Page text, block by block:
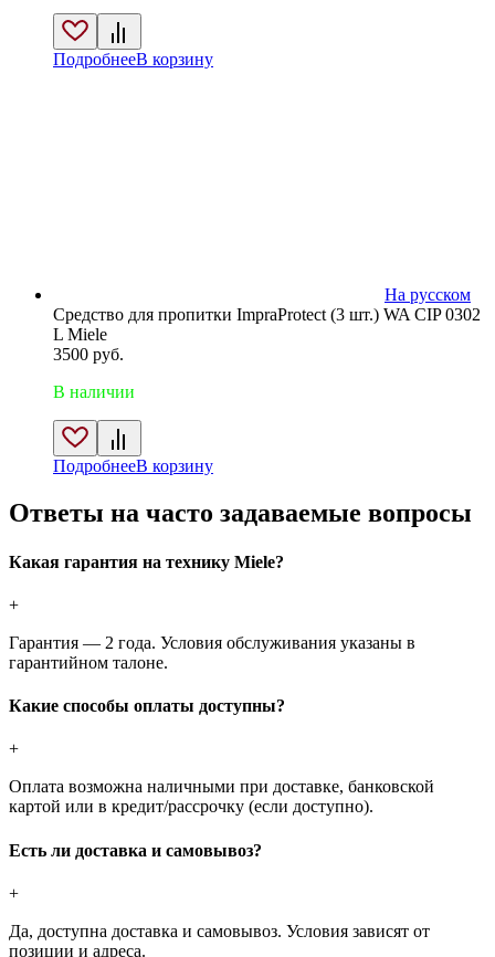
ПодробнееВ корзину
На русском
Средство для пропитки ImpraProtect (3 шт.) WA CIP 0302
L Miele
3500 руб.
В наличии
ПодробнееВ корзину
Ответы на часто задаваемые вопросы
Какая гарантия на технику Miele?
+
Гарантия — 2 года. Условия обслуживания указаны в
гарантийном талоне.
Какие способы оплаты доступны?
+
Оплата возможна наличными при доставке, банковской
картой или в кредит/рассрочку (если доступно).
Есть ли доставка и самовывоз?
+
Да, доступна доставка и самовывоз. Условия зависят от
позиции и адреса.